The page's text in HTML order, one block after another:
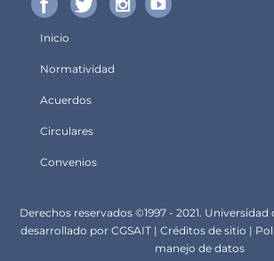
principal
Inicio
Normatividad
Acuerdos
Circulares
Convenios
Derechos
Derechos reservados ©1997 - 2021. Universidad
desarrollado por CGSAIT | Créditos de sitio |
manejo de datos